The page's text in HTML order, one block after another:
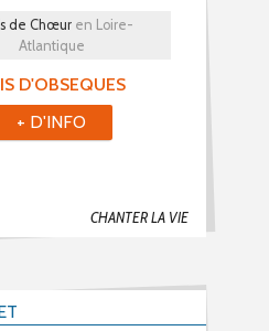
D'OBSEQUES
CHANTER LA VIE
de Chœuren Loire-
Atlantique
+ D'INFO